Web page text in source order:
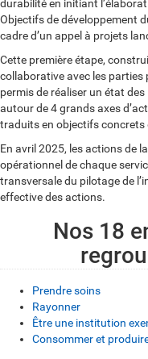
durabilité en initiant
Objectifs de développement
cadre d’un appel à projets
Cette première étape,
collaborative avec les parties
permis de réaliser un état
autour de 4 grands axes
traduits en objectifs concrets
En avril 2025, les actions de
opérationnel de chaque
transversale du pilotage de
effective des actions.
Nos 18
Prendre soins
Rayonner
Être une institution
Consommer et